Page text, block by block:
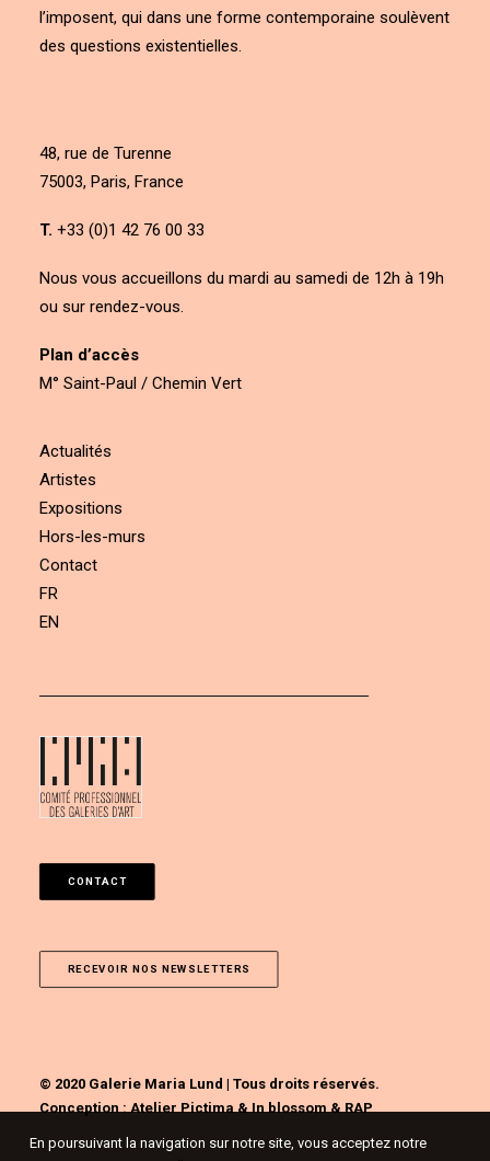
l’imposent, qui dans une forme contemporaine soulèvent
des questions existentielles.
48, rue de Turenne
75003, Paris, France
T. +33 (0)1 42 76 00 33
Nous vous accueillons du mardi au samedi de 12h à 19h
ou sur rendez-vous.
Plan d’accès
M° Saint-Paul / Chemin Vert
Actualités
Artistes
Expositions
Hors-les-murs
Contact
FR
EN
CONTACT
RECEVOIR NOS NEWSLETTERS
© 2020 Galerie Maria Lund | Tous droits réservés.
Conception :Atelier Pictima&In blossom&RAP
En poursuivant la navigation sur notre site, vous acceptez notre